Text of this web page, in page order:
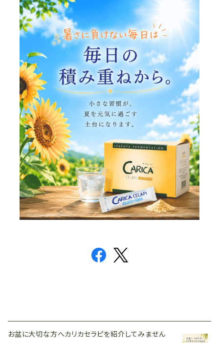
お盆に大切な方へカリカセラピを紹介してみません